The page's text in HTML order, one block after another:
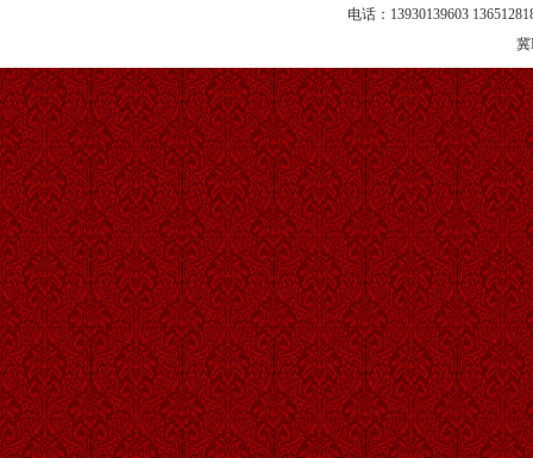
电话：13930139603
冀